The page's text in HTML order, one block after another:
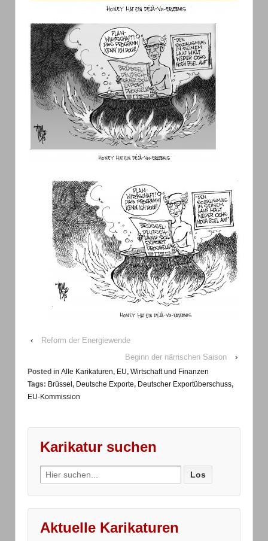
‹
Reform der Energiewende
Beginn der närrischen Saison
›
Posted in Alle Karikaturen, EU, Wirtschaft und Finanzen
Tags: Brüssel, Deutsche Exporte, Deutscher Exportüberschuss,
EU-Kommission
Karikatur suchen
Search
for:
Aktuelle Karikaturen